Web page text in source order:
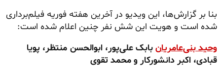
بنا بر گزارش‌ها، این ویدیو در آخرین هفته فوریه فیلم‌برداری
شده است و هویت این شش نفر چنین اعلام شده است:
وحید بنی‌عامریان بابک علی‌پور، ابوالحسن منتظر، پویا
قبادی، اکبر دانشورکار و محمد تقوی